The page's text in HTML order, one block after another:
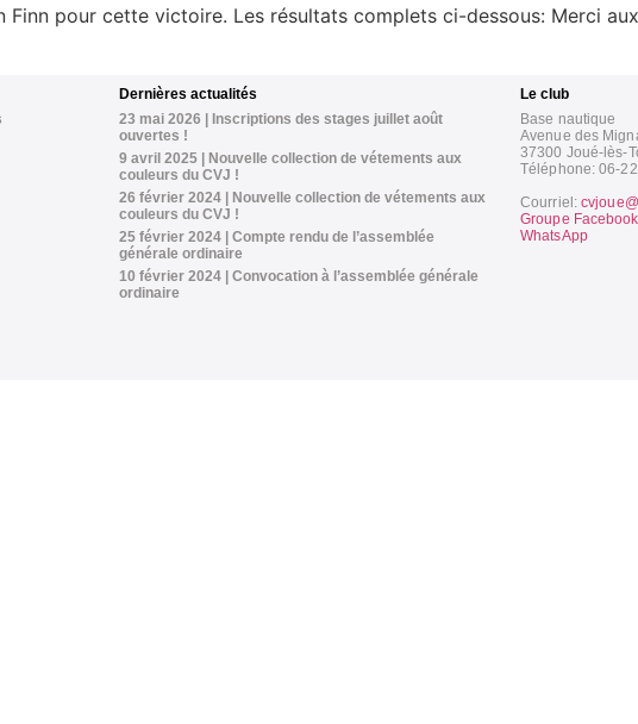
pour cette victoire. Les résultats complets ci-dessous: Merci
Dernières actualités
23 mai 2026 | Inscriptions des stages juillet août
ouvertes !
9 avril 2025 | Nouvelle collection de vétements aux
couleurs du CVJ !
26 février 2024 | Nouvelle collection de vétements aux
couleurs du CVJ !
25 février 2024 | Compte rendu de l’assemblée
générale ordinaire
10 février 2024 | Convocation à l’assemblée générale
ordinaire
Le club
Base nautique
Avenue des
37300 Joué-lès-
Téléphone: 06-
Courriel:
Groupe
WhatsApp